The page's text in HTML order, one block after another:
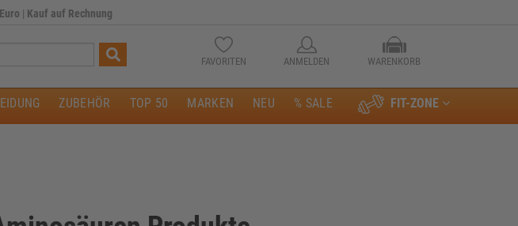
| Kauf auf Rechnung
FAVORITEN ANMELDEN WARENKORB
FIT-ZONE
ZUBEHÖR TOP 50 MARKEN NEU % SALE